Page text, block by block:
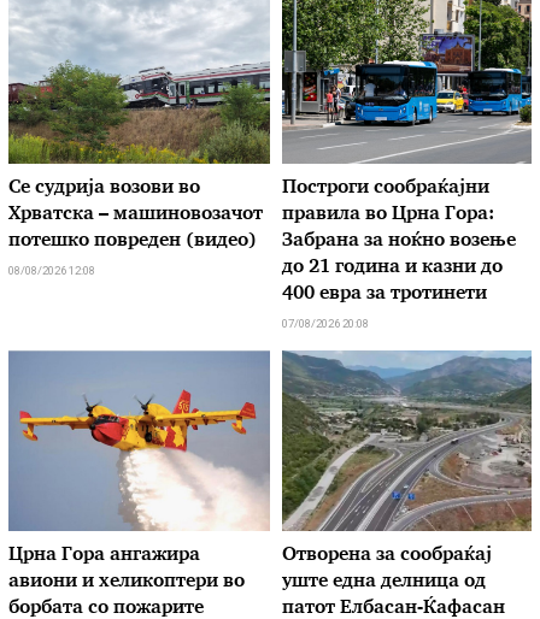
Се судрија возови во
Хрватска – машиновозачот
потешко повреден (видео)
08/08/2026 12:08
Построги сообраќајни
правила во Црна Гора:
Забрана за ноќно возење
до 21 година и казни до
400 евра за тротинети
07/08/2026 20:08
Црна Гора ангажира
авиони и хеликоптери во
борбата со пожарите
Отворена за сообраќај
уште една делница од
патот Елбасан-Ќафасан